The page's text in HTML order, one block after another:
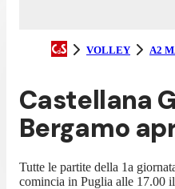
VOLLEY A2
Castellana
Bergamo
Tutte le partite della 1a
comincia in Puglia alle 17.00